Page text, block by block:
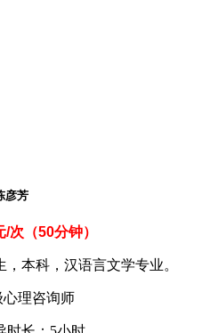
彦芳
次（50分钟）
本科，汉语言文学专业。
心理咨询师